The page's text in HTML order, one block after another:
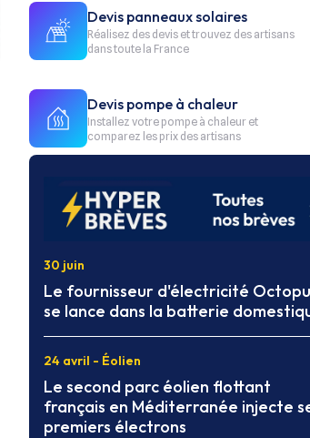
Devis panneaux solaires
Réalisez des devis et trouvez des artisans
dans toute la France
Devis pompe à chaleur
Installez votre pompe à chaleur et
comparez les prix des artisans
30 juin
Le fournisseur d'électricité
se lance dans la batterie
24 avril - Éolien
Le second parc éolien flottant
français en Méditerranée injecte
premiers électrons